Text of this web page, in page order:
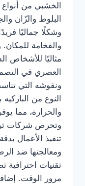
الخشبي من
البلوط والزّان
وشكلًا جماليًا
والفخامة
مثاليًا للأشخاص
العصري في
ونقوشه التي
النوع من
والحرارة، مما
وتحرص شركات
تنفيذ الأعمال
ومعالجتها ضد
تقنيات احترافية
مرور الوقت.